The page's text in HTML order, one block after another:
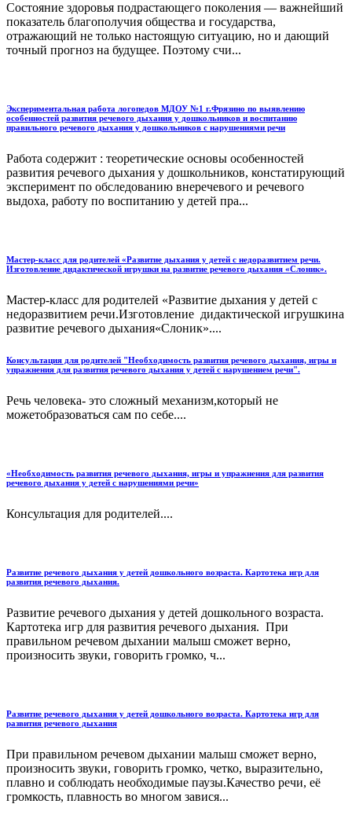
Состояние здоровья подрастающего поколения — важнейший
показатель благополучия общества и государства,
отражающий не только настоящую ситуацию, но и дающий
точный прогноз на будущее. Поэтому счи...
Экспериментальная работа логопедов МДОУ №1 г.Фрязино по выявлению
особенностей развития речевого дыхания у дошкольников и воспитанию
правильного речевого дыхания у дошкольников с нарушениями речи
Работа содержит : теоретические основы особенностей
развития речевого дыхания у дошкольников, констатирующий
эксперимент по обследованию внеречевого и речевого
выдоха, работу по воспитанию у детей пра...
Мастер-класс для родителей «Развитие дыхания у детей с недоразвитием речи.
Изготовление дидактической игрушки на развитие речевого дыхания «Слоник».
Мастер-класс для родителей «Развитие дыхания у детей с
недоразвитием речи.Изготовление дидактической игрушкина
развитие речевого дыхания«Слоник»....
Консультация для родителей "Необходимость развития речевого дыхания, игры и
упражнения для развития речевого дыхания у детей с нарушением речи".
Речь человека- это сложный механизм,который не
можетобразоваться сам по себе....
«Необходимость развития речевого дыхания, игры и упражнения для развития
речевого дыхания у детей с нарушениями речи»
Консультация для родителей....
Развитие речевого дыхания у детей дошкольного возраста. Картотека игр для
развития речевого дыхания.
Развитие речевого дыхания у детей дошкольного возраста.
Картотека игр для развития речевого дыхания. При
правильном речевом дыхании малыш сможет верно,
произносить звуки, говорить громко, ч...
Развитие речевого дыхания у детей дошкольного возраста. Картотека игр для
развития речевого дыхания
При правильном речевом дыхании малыш сможет верно,
произносить звуки, говорить громко, четко, выразительно,
плавно и соблюдать необходимые паузы.Качество речи, её
громкость, плавность во многом завися...